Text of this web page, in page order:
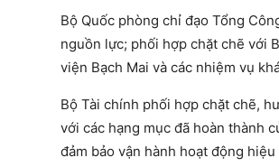
Bộ Quốc phòng chỉ đạo Tổng
nguồn lực; phối hợp chặt chẽ với
viện Bạch Mai và các nhiệm vụ
Bộ Tài chính phối hợp chặt chẽ,
với các hạng mục đã hoàn thành
đảm bảo vận hành hoạt động